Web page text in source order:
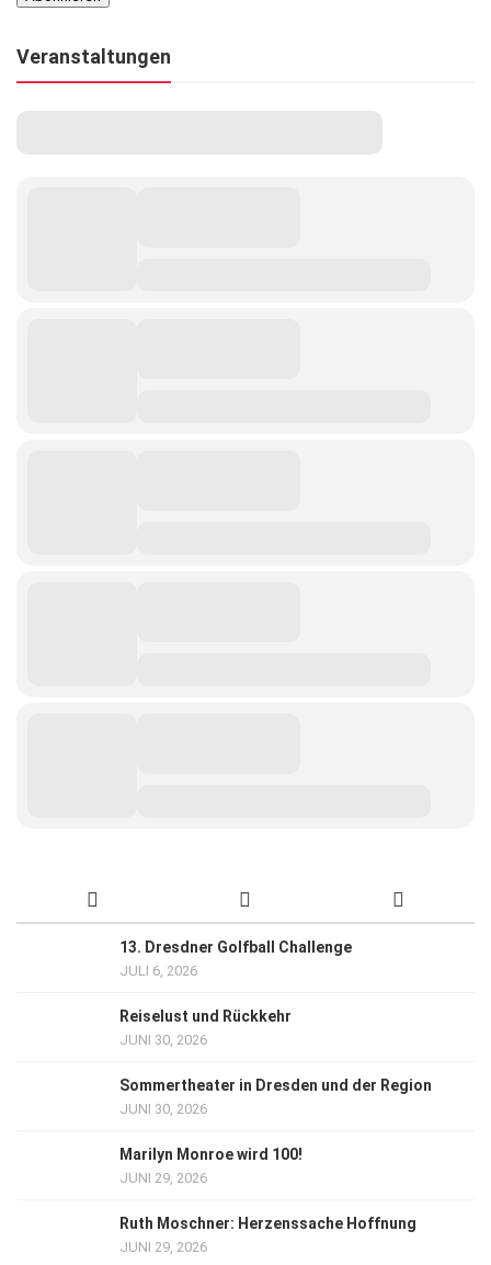
Veranstaltungen
13. Dresdner Golfball Challenge
JULI 6, 2026
Reiselust und Rückkehr
JUNI 30, 2026
Sommertheater in Dresden und der Region
JUNI 30, 2026
Marilyn Monroe wird 100!
JUNI 29, 2026
Ruth Moschner: Herzenssache Hoffnung
JUNI 29, 2026